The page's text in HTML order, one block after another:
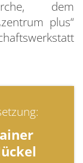
dem
plus“